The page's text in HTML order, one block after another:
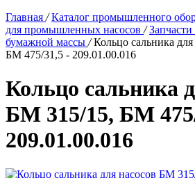
Главная / Каталог промышленного
для промышленных насосов /
бумажной массы / Кольцо сальника
БМ 475/31,5 - 209.01.00.016
Кольцо сальника
БМ 315/15, БМ
209.01.00.016